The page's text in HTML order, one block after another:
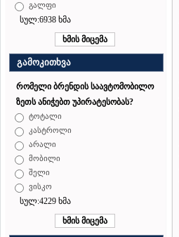
გალფი
სულ:6938 ხმა
გამოკითხვა
რომელი ბრენდის საავტომობილო
ზეთს ანიჭებთ უპირატესობას?
ტოტალი
კასტროლი
არალი
მობილი
შელი
ვისკო
სულ:4229 ხმა